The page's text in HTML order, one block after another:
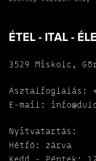
ÉTEL - ITAL -
3529 Miskolc,
Asztalfoglalás:
E-mail:
Nyitvatartás:
Hétfő: zárva